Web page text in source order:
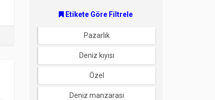
Etikete Göre Filtrele
Pazarlık
Deniz kıyısı
Özel
Deniz manzarası